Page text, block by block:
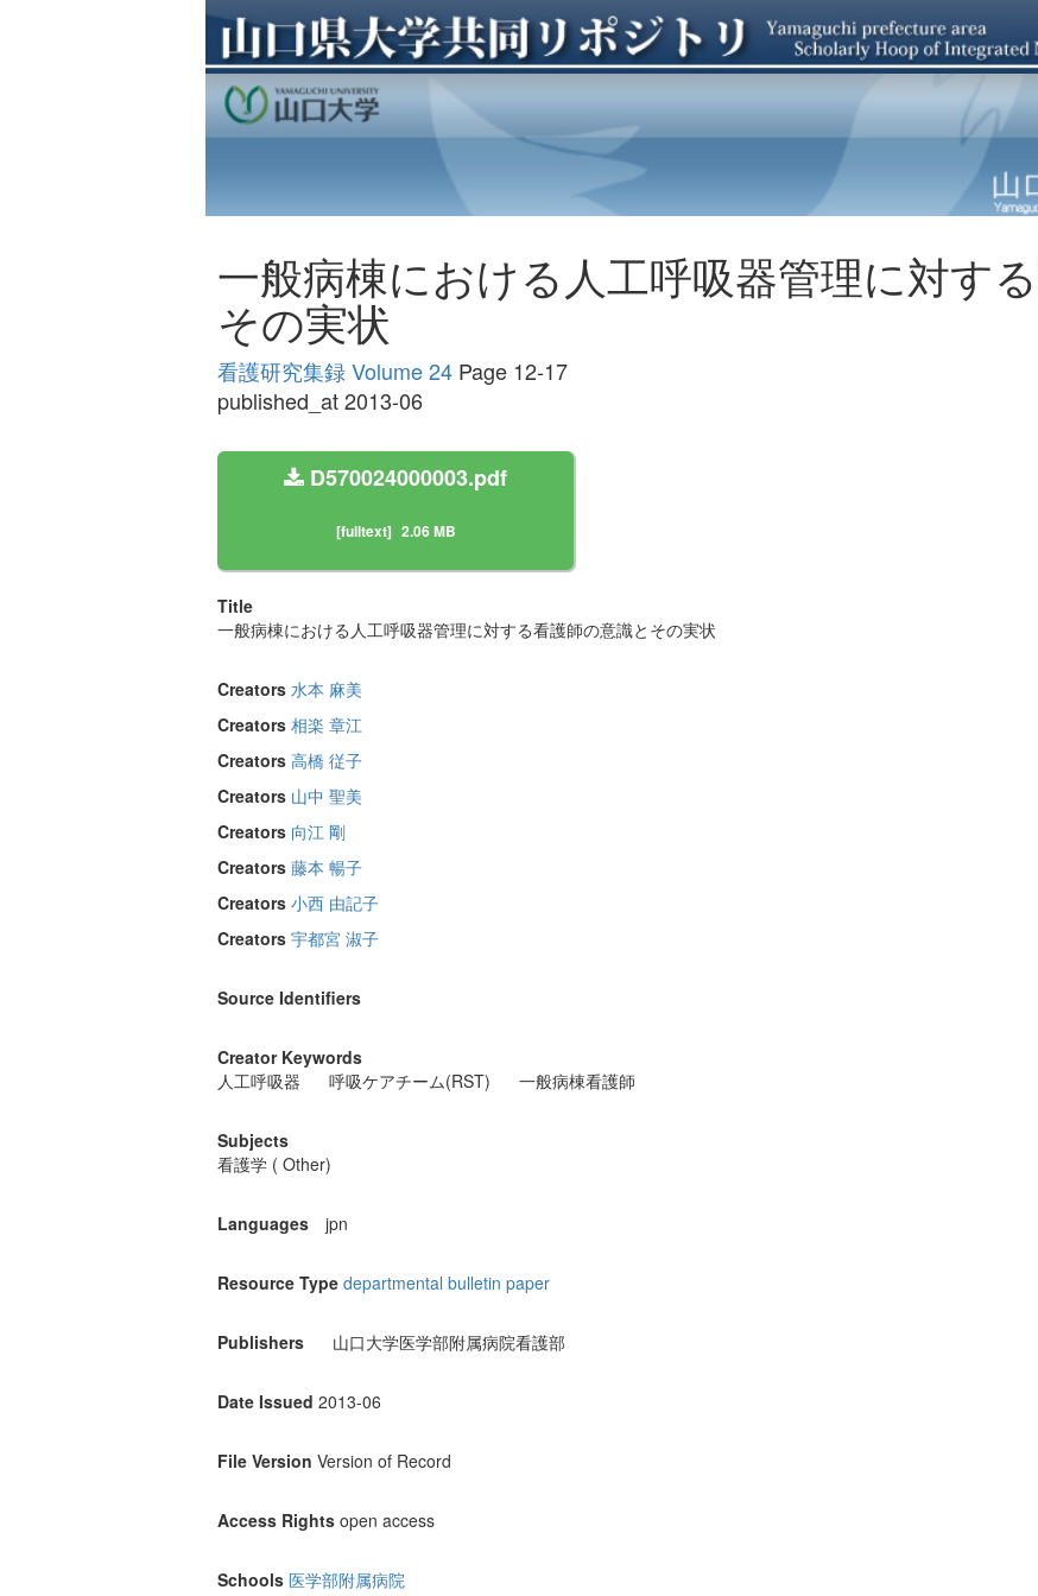
一般病棟における人工呼吸器管理に対す
その実状
看護研究集録 Volume 24 Page 12-17
published_at 2013-06
D570024000003.pdf
[fulltext] 2.06 MB
Title
一般病棟における人工呼吸器管理に対する看護師の意識とその実状
Creators 水本 麻美
Creators 相楽 章江
Creators 高橋 従子
Creators 山中 聖美
Creators 向江 剛
Creators 藤本 暢子
Creators 小西 由記子
Creators 宇都宮 淑子
Source Identifiers
Creator Keywords
人工呼吸器
呼吸ケアチーム(RST) 一般病棟看護師
Subjects
看護学 ( Other)
Languages jpn
Resource Type departmental bulletin paper
Publishers 山口大学医学部附属病院看護部
Date Issued 2013-06
File Version Version of Record
Access Rights open access
Schools 医学部附属病院